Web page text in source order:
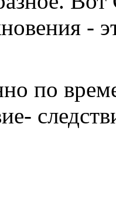
-
по